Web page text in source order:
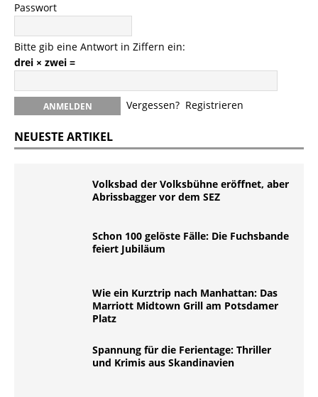
Passwort
Bitte gib eine Antwort in Ziffern ein:
drei × zwei =
Vergessen? Registrieren
NEUESTE ARTIKEL
Volksbad der Volksbühne eröffnet, aber
Abrissbagger vor dem SEZ
Schon 100 gelöste Fälle: Die Fuchsbande
feiert Jubiläum
Wie ein Kurztrip nach Manhattan: Das
Marriott Midtown Grill am Potsdamer
Platz
Spannung für die Ferientage: Thriller
und Krimis aus Skandinavien